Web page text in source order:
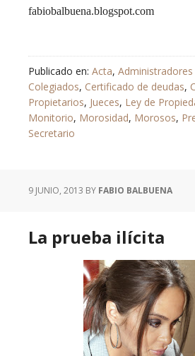
fabiobalbuena.blogspot.com
Publicado en: Acta, Administradores
Colegiados, Certificado de deudas,
Propietarios, Jueces, Ley de
Monitorio, Morosidad, Morosos,
Secretario
9 JUNIO, 2013 BY FABIO BALBUENA
La prueba ilícita